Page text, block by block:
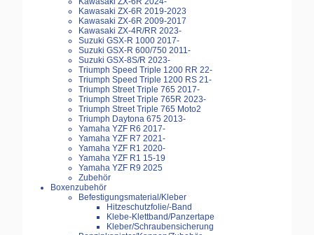
Kawasaki ZX-6R 2019-2023
Kawasaki ZX-6R 2009-2017
Kawasaki ZX-4R/RR 2023-
Suzuki GSX-R 1000 2017-
Suzuki GSX-R 600/750 2011-
Suzuki GSX-8S/R 2023-
Triumph Speed Triple 1200 RR 22-
Triumph Speed Triple 1200 RS 21-
Triumph Street Triple 765 2017-
Triumph Street Triple 765R 2023-
Triumph Street Triple 765 Moto2
Triumph Daytona 675 2013-
Yamaha YZF R6 2017-
Yamaha YZF R7 2021-
Yamaha YZF R1 2020-
Yamaha YZF R1 15-19
Yamaha YZF R9 2025
Zubehör
Boxenzubehör
Befestigungsmaterial/Kleber
Hitzeschutzfolie/-Band
Klebe-Klettband/Panzertape
Kleber/Schraubensicherung